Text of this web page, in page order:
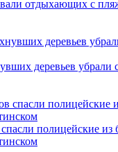
отдыхающих с
деревьев убрали
полицейские из